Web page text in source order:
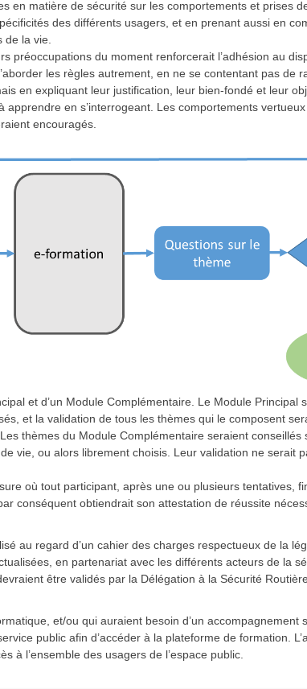
en matière de sécurité sur les comportements et prises
des différents usagers, et en prenant aussi en
la vie.
préoccupations du moment renforcerait l’adhésion au
les règles autrement, en ne se contentant pas de
en expliquant leur justification, leur bien-fondé et leur
en s’interrogeant. Les comportements
encouragés.
et d’un Module Complémentaire. Le Module Principal
et la validation de tous les thèmes qui le composent
thèmes du Module Complémentaire seraient conseillés
vie, ou alors librement choisis. Leur validation ne serait
où tout participant, après une ou plusieurs tentatives,
conséquent obtiendrait son attestation de réussite
au regard d’un cahier des charges respectueux de la
en partenariat avec les différents acteurs de la
être validés par la Délégation à la Sécurité
et/ou qui auraient besoin d’un accompagnement
public afin d’accéder à la plateforme de formation.
à l’ensemble des usagers de l’espace public.